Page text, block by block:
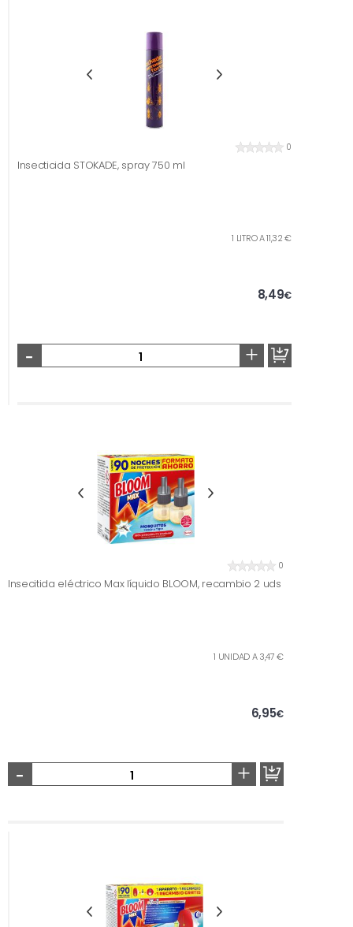
0
Insecticida STOKADE, spray 750 ml
1 LITRO A 11,32 €
8,49€
- +
0
Insecitida eléctrico Max líquido BLOOM, recambio 2 uds
1 UNIDAD A 3,47 €
6,95€
- +